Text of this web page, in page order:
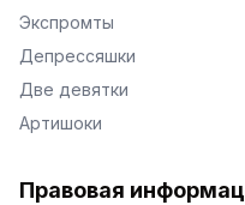
Экспромты
Депрессяшки
Две девятки
Артишоки
Правовая